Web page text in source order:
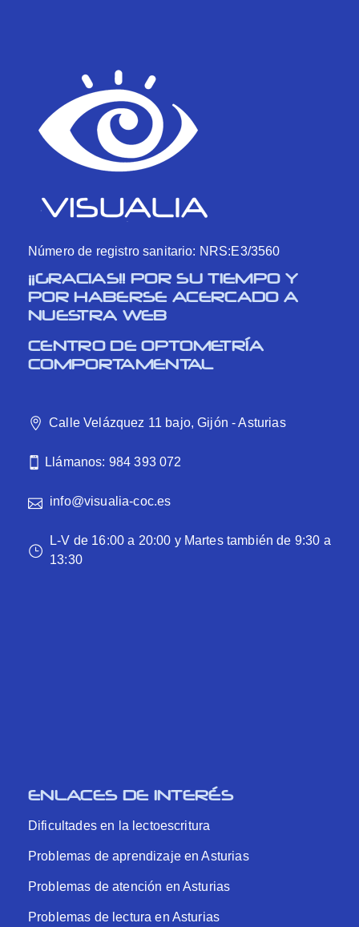
Número de registro sanitario: NRS:E3/3560
¡¡GRACIAS!! POR SU TIEMPO Y
POR HABERSE ACERCADO A
NUESTRA WEB
CENTRO DE OPTOMETRÍA
COMPORTAMENTAL
Calle Velázquez 11 bajo, Gijón - Asturias
Llámanos: 984 393 072
info@visualia-coc.es
L-V de 16:00 a 20:00 y Martes también de 9:30 a
13:30
ENLACES DE INTERÉS
Dificultades en la lectoescritura
Problemas de aprendizaje en Asturias
Problemas de atención en Asturias
Problemas de lectura en Asturias